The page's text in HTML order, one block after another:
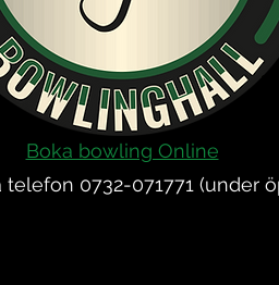
Boka bowling Online
telefon 0732-071771 (under